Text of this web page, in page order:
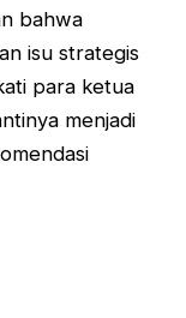
bahwa
isu strategis
para ketua
menjadi